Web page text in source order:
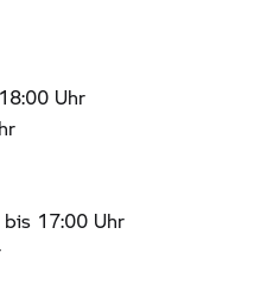
Uhr
17:00 Uhr